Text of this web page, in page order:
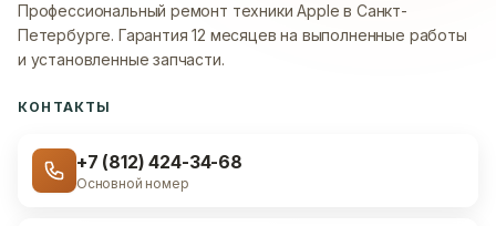
Профессиональный ремонт техники Apple в Санкт-
Петербурге. Гарантия 12 месяцев на выполненные работы
и установленные запчасти.
КОНТАКТЫ
+7 (812) 424-34-68
Основной номер